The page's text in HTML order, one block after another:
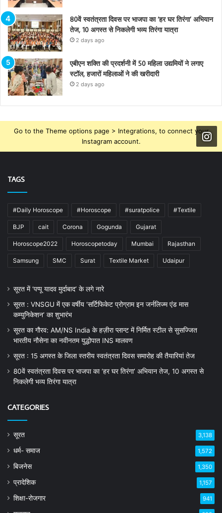
80वें स्वतंत्रता दिवस पर भाजपा का ‘हर घर तिरंगा’ अभियान
तेज, 10 अगस्त से निकलेगी भव्य तिरंगा यात्रा
2 days ago
एबीएन शक्ति की प्रदर्शनी में 50 महिला उद्यमियों ने लगाए
स्टॉल, हजारों महिलाओं ने की खरीदारी
2 days ago
Go to the Theme options page > Integrations, to connect your
Instagram account.
TAGS
#Daily Horoscope #Horoscope #suratpolice #Textile
BJP cait Corona Gogunda Gujarat
Horoscope2022 Horoscopetoday Mumbai Rajasthan
Samsung SMC Surat Textile Market Udaipur
सूरत में ‘पप्पू यादव मुर्दाबाद’ के लगे नारे
सूरत : VNSGU में एक वर्षीय ‘सर्टिफिकेट प्रोग्राम इन जर्नलिज्म एंड मास
कम्युनिकेशन’ का शुभारंभ
सूरत का गौरव: AM/NS India के हज़ीरा प्लान्ट में निर्मित स्टील से सुसज्जित
भारतीय नौसेना का नवीनतम युद्धोपात INS मालवण
सूरत : 15 अगस्त के जिला स्तरीय स्वतंत्रता दिवस समारोह की तैयारियां तेज
80वें स्वतंत्रता दिवस पर भाजपा का ‘हर घर तिरंगा’ अभियान तेज, 10 अगस्त से
निकलेगी भव्य तिरंगा यात्रा
CATEGORIES
सूरत 3,138
धर्म- समाज 1,572
बिजनेस 1,350
प्रादेशिक 1,157
शिक्षा-रोजगार 941